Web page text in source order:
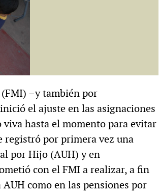
–y también por
el ajuste en las asignaciones
hasta el momento para evitar
registró por primera vez una
por Hijo (AUH) y en
con el FMI a realizar, a fin
como en las pensiones por